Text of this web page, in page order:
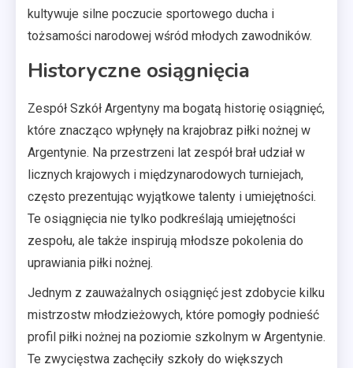
kultywuje silne poczucie sportowego ducha i
tożsamości narodowej wśród młodych zawodników.
Historyczne osiągnięcia
Zespół Szkół Argentyny ma bogatą historię osiągnięć,
które znacząco wpłynęły na krajobraz piłki nożnej w
Argentynie. Na przestrzeni lat zespół brał udział w
licznych krajowych i międzynarodowych turniejach,
często prezentując wyjątkowe talenty i umiejętności.
Te osiągnięcia nie tylko podkreślają umiejętności
zespołu, ale także inspirują młodsze pokolenia do
uprawiania piłki nożnej.
Jednym z zauważalnych osiągnięć jest zdobycie kilku
mistrzostw młodzieżowych, które pomogły podnieść
profil piłki nożnej na poziomie szkolnym w Argentynie.
Te zwycięstwa zachęciły szkoły do większych